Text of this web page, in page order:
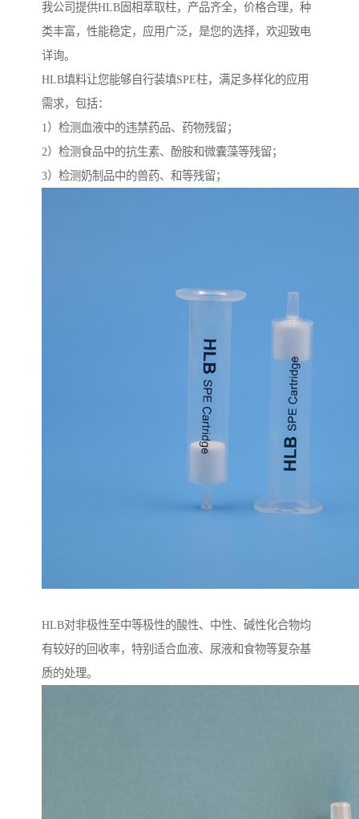
我公司提供HLB固相萃取柱，产品齐全，价格合理，种
类丰富，性能稳定，应用广泛，是您的选择，欢迎致电
详询。
HLB填料让您能够自行装填SPE柱，满足多样化的应用
需求，包括：
1）检测血液中的违禁药品、药物残留；
2）检测食品中的抗生素、酚胺和微囊藻等残留；
3）检测奶制品中的兽药、和等残留；
HLB对非极性至中等极性的酸性、中性、碱性化合物均
有较好的回收率，特别适合血液、尿液和食物等复杂基
质的处理。